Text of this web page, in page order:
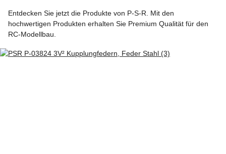
Entdecken Sie jetzt die Produkte von P-S-R. Mit den
hochwertigen Produkten erhalten Sie Premium Qualität für den
RC-Modellbau.